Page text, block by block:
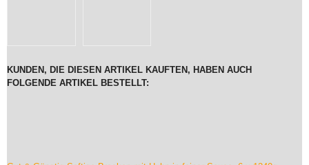
KUNDEN, DIE DIESEN ARTIKEL KAUFTEN, HABEN AUCH
FOLGENDE ARTIKEL BESTELLT: